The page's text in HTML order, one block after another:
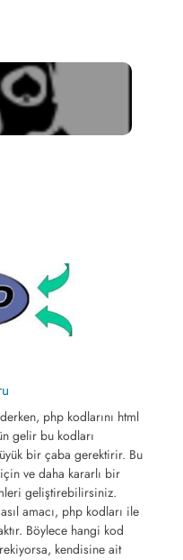
php kodlarını html
gelir bu kodları
bir çaba gerektirir. Bu
ve daha kararlı bir
geliştirebilirsiniz.
amacı, php kodları ile
Böylece hangi kod
kendisine ait